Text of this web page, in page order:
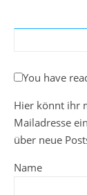
You have
Hier könnt ihr
Mailadresse
über neue
Name